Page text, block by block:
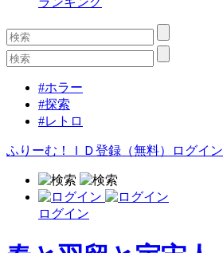
#ホラー
#探索
#レトロ
ふりーむ！ＩＤ登録（無料） ログイン
ログイン